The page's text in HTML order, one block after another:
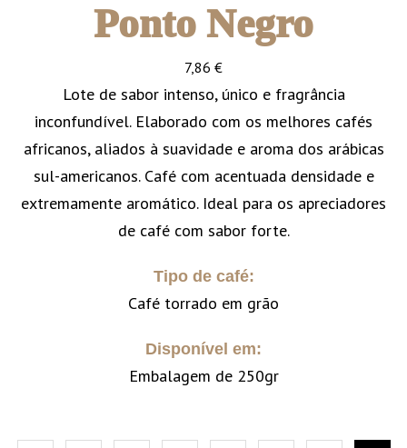
Ponto Negro
7,86 €
Lote de sabor intenso, único e fragrância
inconfundível. Elaborado com os melhores cafés
africanos, aliados à suavidade e aroma dos arábicas
sul-americanos. Café com acentuada densidade e
extremamente aromático. Ideal para os apreciadores
de café com sabor forte.
Tipo de café:
Café torrado em grão
Disponível em:
Embalagem de 250gr